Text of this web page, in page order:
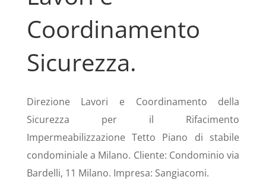
Coordinamento
Sicurezza.
Direzione Lavori e Coordinamento della
Sicurezza per il Rifacimento
Impermeabilizzazione Tetto Piano di stabile
condominiale a Milano. Cliente: Condominio via
Bardelli, 11 Milano. Impresa: Sangiacomi.